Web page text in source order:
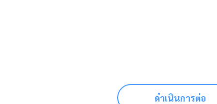
ดำเนินการต่อ